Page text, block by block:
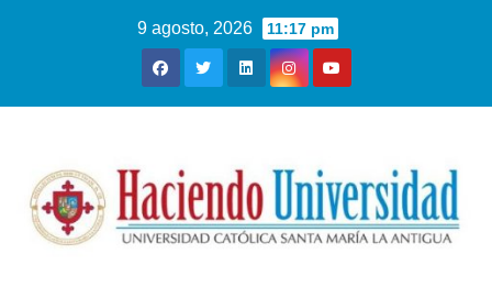
9 agosto, 2026 11:17 pm